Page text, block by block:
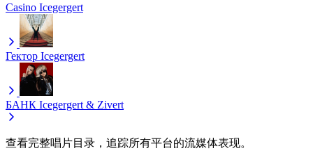
Casino Icegergert
Гектор Icegergert
БАНК Icegergert & Zivert
查看完整唱片目录，追踪所有平台的流媒体表现。